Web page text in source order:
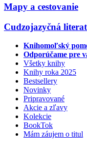
Mapy a cestovanie
Cudzojazyčná
Knihomoľský
Odporúčame pre
Všetky knihy
Knihy roka 2025
Bestsellery
Novinky
Pripravované
Akcie a zľavy
Kolekcie
BookTok
Mám záujem o titul